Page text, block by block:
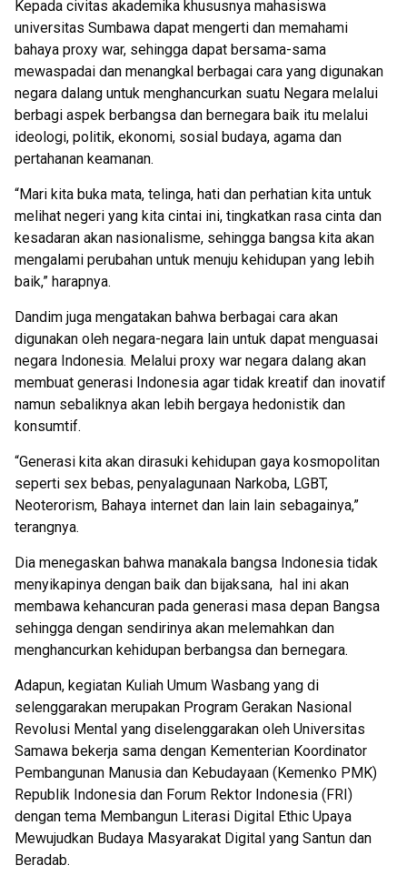
Kepada civitas akademika khususnya mahasiswa
universitas Sumbawa dapat mengerti dan memahami
bahaya proxy war, sehingga dapat bersama-sama
mewaspadai dan menangkal berbagai cara yang digunakan
negara dalang untuk menghancurkan suatu Negara melalui
berbagi aspek berbangsa dan bernegara baik itu melalui
ideologi, politik, ekonomi, sosial budaya, agama dan
pertahanan keamanan.
“Mari kita buka mata, telinga, hati dan perhatian kita untuk
melihat negeri yang kita cintai ini, tingkatkan rasa cinta dan
kesadaran akan nasionalisme, sehingga bangsa kita akan
mengalami perubahan untuk menuju kehidupan yang lebih
baik,” harapnya.
Dandim juga mengatakan bahwa berbagai cara akan
digunakan oleh negara-negara lain untuk dapat menguasai
negara Indonesia. Melalui proxy war negara dalang akan
membuat generasi Indonesia agar tidak kreatif dan inovatif
namun sebaliknya akan lebih bergaya hedonistik dan
konsumtif.
“Generasi kita akan dirasuki kehidupan gaya kosmopolitan
seperti sex bebas, penyalagunaan Narkoba, LGBT,
Neoterorism, Bahaya internet dan lain lain sebagainya,”
terangnya.
Dia menegaskan bahwa manakala bangsa Indonesia tidak
menyikapinya dengan baik dan bijaksana, hal ini akan
membawa kehancuran pada generasi masa depan Bangsa
sehingga dengan sendirinya akan melemahkan dan
menghancurkan kehidupan berbangsa dan bernegara.
Adapun, kegiatan Kuliah Umum Wasbang yang di
selenggarakan merupakan Program Gerakan Nasional
Revolusi Mental yang diselenggarakan oleh Universitas
Samawa bekerja sama dengan Kementerian Koordinator
Pembangunan Manusia dan Kebudayaan (Kemenko PMK)
Republik Indonesia dan Forum Rektor Indonesia (FRI)
dengan tema Membangun Literasi Digital Ethic Upaya
Mewujudkan Budaya Masyarakat Digital yang Santun dan
Beradab.